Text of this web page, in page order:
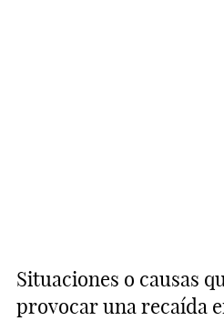
Situaciones o causas
provocar una recaída